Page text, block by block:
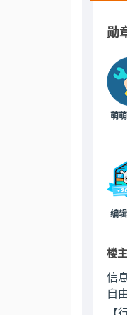
勋
萌
编
楼
信
自